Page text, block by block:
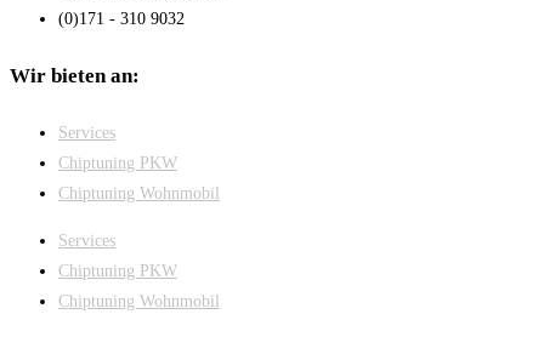
(0)171 - 310 9032
Wir bieten an:
Services
Chiptuning PKW
Chiptuning Wohnmobil
Services
Chiptuning PKW
Chiptuning Wohnmobil